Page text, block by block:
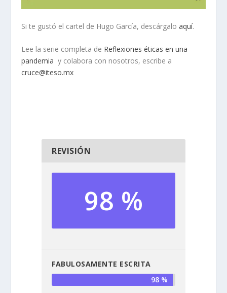
Si te gustó el cartel de Hugo García, descárgaloaquí.
Lee la serie completa de Reflexiones éticas en una
pandemia y colabora con nosotros, escribe a
cruce@iteso.mx
REVISIÓN
98 %
FABULOSAMENTE ESCRITA
98 %